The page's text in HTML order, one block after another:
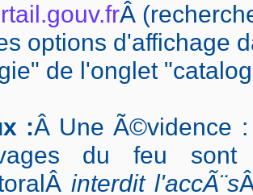
Â
options d'affichage
de l'onglet
:Â Une Ã©vidence
du feu sont
interdit l'accÃ¨s